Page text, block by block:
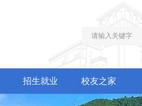
招生就业 校友之家